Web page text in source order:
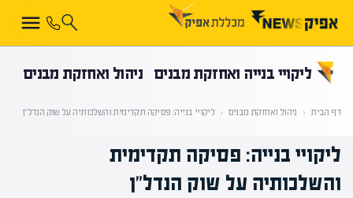
ליקויי בנייה ואחזקת מבנים ניהול ואחזקת מבנים
דף הבית ‹ ניהול ואחזקת מבנים ‹ ליקויי בנייה: פסיקה תקדימית והשלכותיה על שוק הנדל"ן
ליקויי בנייה: פסיקה תקדימית
והשלכותיה על שוק הנדל"ן